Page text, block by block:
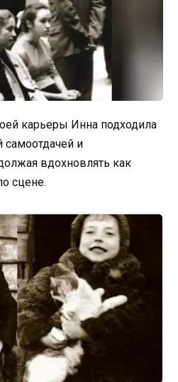
карьеры Инна подходила
самоотдачей и
вдохновлять как
сцене.